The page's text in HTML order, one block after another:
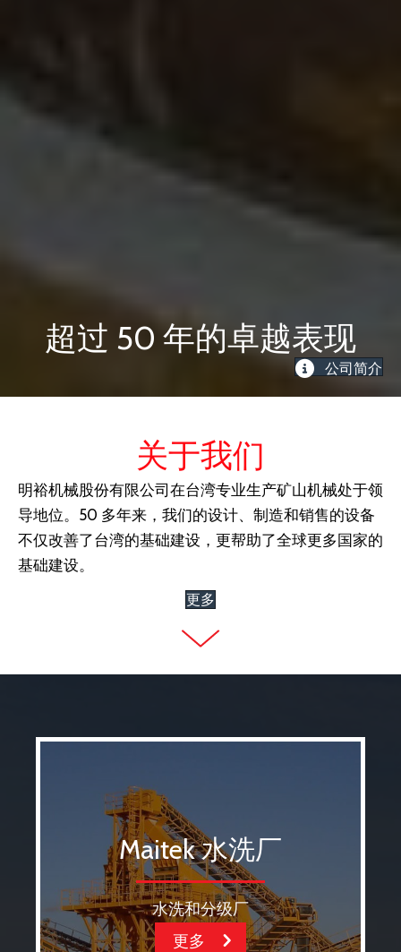
超过 50 年的卓越表现
公司简介
关于我们
明裕机械股份有限公司在台湾专业生产矿山机械处于领
导地位。50 多年来，我们的设计、制造和销售的设备
不仅改善了台湾的基础建设，更帮助了全球更多国家的
基础建设。
更多
Maitek 水洗厂
水洗和分级厂
更多